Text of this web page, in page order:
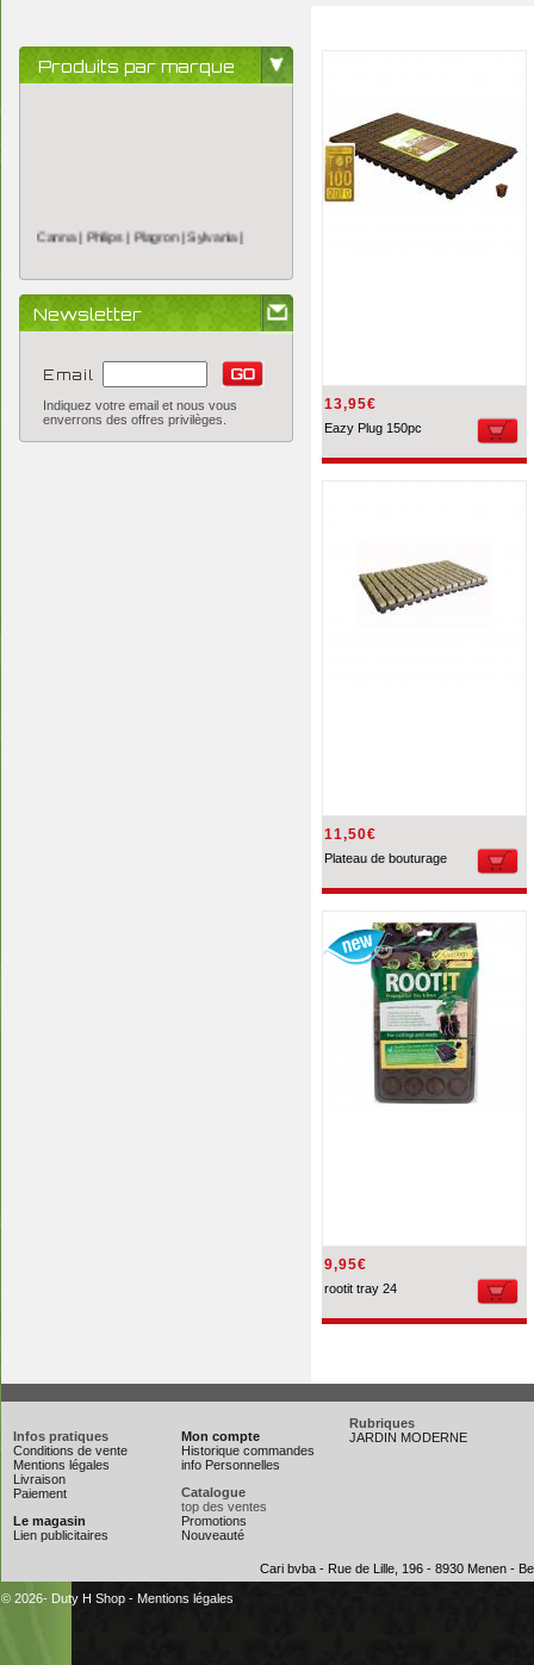
Produits par marque
Newsletter
Email
Indiquez votre email et nous vous
enverrons des offres privilèges.
13,95€
Eazy Plug 150pc
11,50€
Plateau de bouturage
9,95€
rootit tray 24
Infos pratiques
Conditions de vente
Mentions légales
Livraison
Paiement
Le magasin
Lien publicitaires
Mon compte
Historique commandes
info Personnelles
Catalogue
top des ventes
Promotions
Nouveauté
Rubriques
JARDIN MODERNE
Cari bvba - Rue de Lille, 196 - 8930 Menen -
© 2026- Duty H Shop - Mentions légales